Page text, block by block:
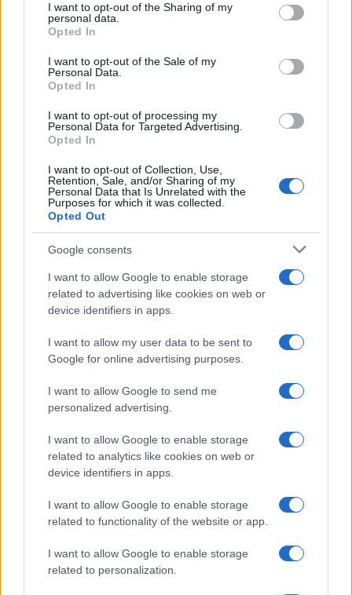
not limited to your visit or usage behaviour. You may click to
grant or deny consent to Google and its third-party tags to
use your data for below specified purposes in below Google
consent section.
I want to opt-out of the Sharing of my
personal data.
Opted In
I want to opt-out of the Sale of my
Personal Data.
Opted In
I want to opt-out of processing my
Personal Data for Targeted Advertising.
Opted In
I want to opt-out of Collection, Use,
Retention, Sale, and/or Sharing of my
Personal Data that Is Unrelated with the
Purposes for which it was collected.
Opted Out
Google consents
I want to allow Google to enable storage
related to advertising like cookies on web or
device identifiers in apps.
I want to allow my user data to be sent to
Google for online advertising purposes.
I want to allow Google to send me
personalized advertising.
I want to allow Google to enable storage
related to analytics like cookies on web or
device identifiers in apps.
I want to allow Google to enable storage
related to functionality of the website or app.
I want to allow Google to enable storage
related to personalization.
Continua a leggere
NEWS
accuse e i dettagli
Alessandro Tassinari · 7 Ago 2026